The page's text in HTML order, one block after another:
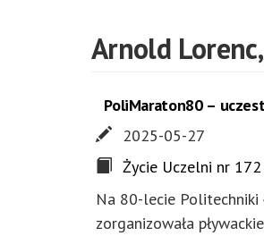
Arnold
PoliMaraton80 –
2025-05-27
Życie Uczelni nr 172
Na 80-lecie Politechniki
zorganizowała